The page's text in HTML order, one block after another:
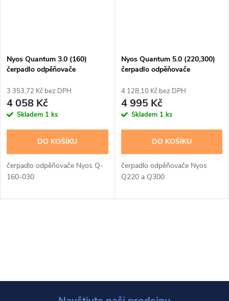
Nyos Quantum 3.0 (160)
čerpadlo odpěňovače
3 353,72 Kč bez DPH
4 058 Kč
Skladem 1 ks
DO KOŠÍKU
čerpadlo odpěňovače Nyos Q-
160-030
Nyos Quantum 5.0 (220,300)
čerpadlo odpěňovače
4 128,10 Kč bez DPH
4 995 Kč
Skladem 1 ks
DO KOŠÍKU
čerpadlo odpěňovače Nyos
Q220 a Q300